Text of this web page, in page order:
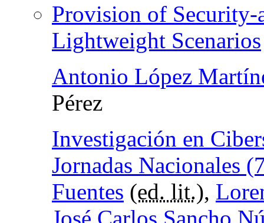
Provision of Security-
Lightweight Scenarios
Antonio López
Pérez
Investigación en
Jornadas Nacionales
Fuentes (ed. lit.),
José Carlos Sancho